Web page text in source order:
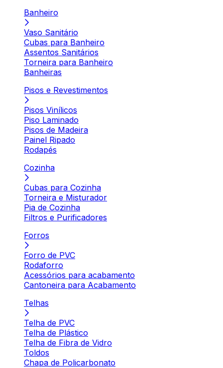
Banheiro
Vaso Sanitário
Cubas para Banheiro
Assentos Sanitários
Torneira para Banheiro
Banheiras
Pisos e Revestimentos
Pisos Vinílicos
Piso Laminado
Pisos de Madeira
Painel Ripado
Rodapés
Cozinha
Cubas para Cozinha
Torneira e Misturador
Pia de Cozinha
Filtros e Purificadores
Forros
Forro de PVC
Rodaforro
Acessórios para acabamento
Cantoneira para Acabamento
Telhas
Telha de PVC
Telha de Plástico
Telha de Fibra de Vidro
Toldos
Chapa de Policarbonato